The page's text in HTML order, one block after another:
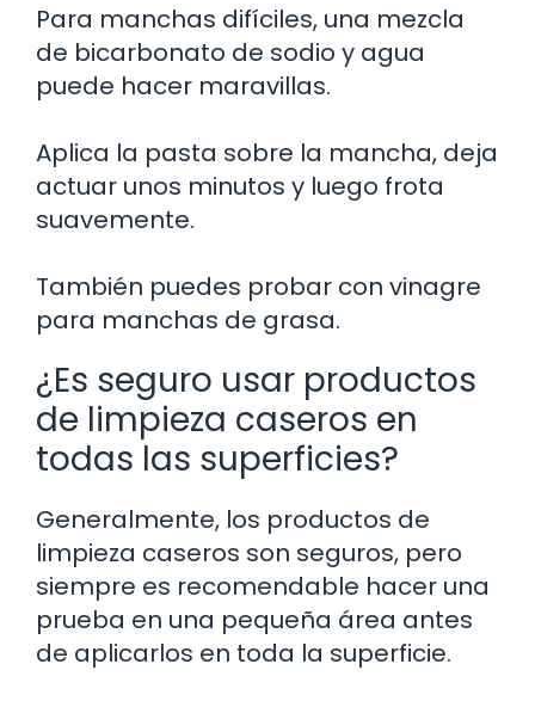
Para manchas difíciles, una mezcla
de bicarbonato de sodio y agua
puede hacer maravillas.
Aplica la pasta sobre la mancha, deja
actuar unos minutos y luego frota
suavemente.
También puedes probar con vinagre
para manchas de grasa.
¿Es seguro usar productos
de limpieza caseros en
todas las superficies?
Generalmente, los productos de
limpieza caseros son seguros, pero
siempre es recomendable hacer una
prueba en una pequeña área antes
de aplicarlos en toda la superficie.